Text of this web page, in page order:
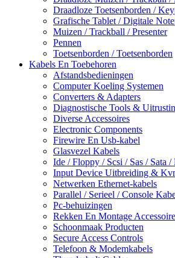
Draadloze Toetsenborden /
Grafische Tablet / Digitale
Muizen / Trackball / Presenter
Pennen
Toetsenborden / Toetsenborden
Kabels En Toebehoren
Afstandsbedieningen
Computer Koeling Systemen
Converters & Adapters
Diagnostische Tools &
Diverse Accessoires
Electronic Components
Firewire En Usb-kabel
Glasvezel Kabels
Ide / Floppy / Scsi / Sas / Sata /
Input Device Uitbreiding &
Netwerken Ethernet-kabels
Parallel / Serieel / Console
Pc-behuizingen
Rekken En Montage
Schoonmaak Producten
Secure Access Controls
Telefoon & Modemkabels